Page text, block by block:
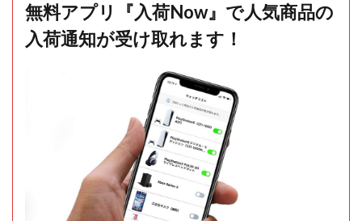
無料アプリ『入荷Now』で人気商品の
入荷通知が受け取れます！